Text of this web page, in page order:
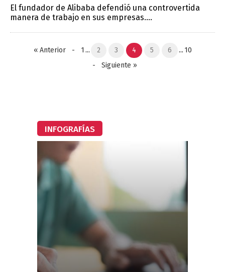
El fundador de Alibaba defendió una controvertida
manera de trabajo en sus empresas....
« Anterior- 1 ... 2 3 4 5 6 ... 10
- Siguiente »
INFOGRAFÍAS